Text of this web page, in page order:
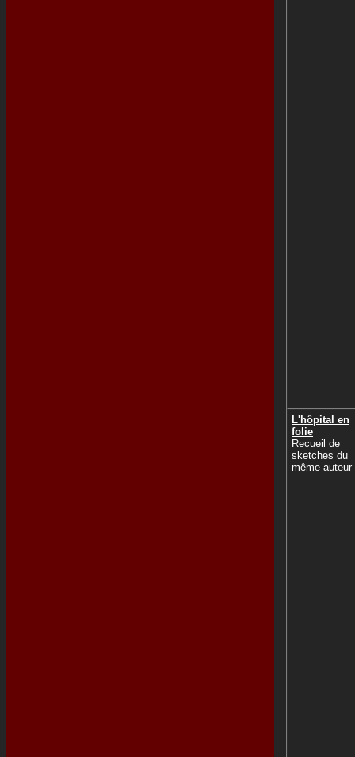
L'hôpital en
folie
Recueil de
sketches du
même auteur